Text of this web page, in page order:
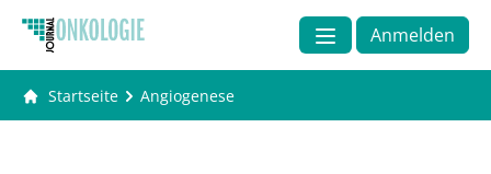
Anmelden
Startseite Angiogenese